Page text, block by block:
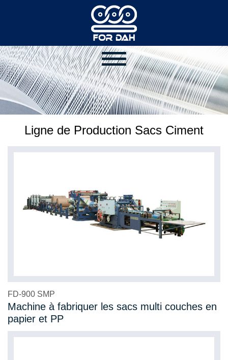
Ligne de Production Sacs Ciment
FD-900 SMP
Machine à fabriquer les sacs multi couches en
papier et PP